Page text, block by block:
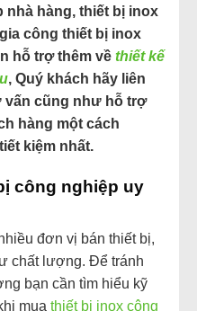
nhà hàng, thiết bị inox
công thiết bị inox
hỗ trợ thêm về thiết kế
, Quý khách hãy liên
vấn cũng như hỗ trợ
hàng một cách
kiệm nhất.
công nghiệp uy
đơn vị bán thiết bị,
chất lượng. Để tránh
bạn cần tìm hiểu kỹ
mua thiết bị inox công